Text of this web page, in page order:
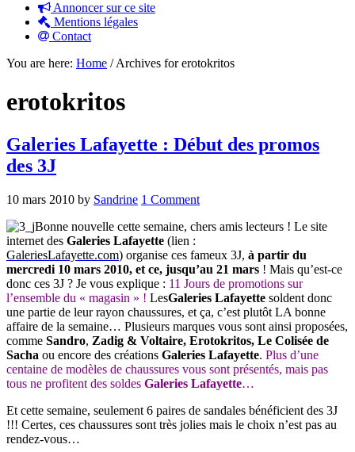
Annoncer sur ce site
Mentions légales
Contact
You are here: Home /Archives for erotokritos
erotokritos
Galeries Lafayette : Début des promos
des 3J
10 mars 2010 by Sandrine 1 Comment
Bonne nouvelle cette semaine, chers amis lecteurs ! Le site
internet des Galeries Lafayette (lien :
GaleriesLafayette.com) organise ces fameux 3J, à partir du
mercredi 10 mars 2010, et ce, jusqu’au 21 mars ! Mais qu’est-ce
donc ces 3J ? Je vous explique : 11 Jours de promotions sur
l’ensemble du « magasin » ! LesGaleries Lafayette soldent donc
une partie de leur rayon chaussures, et ça, c’est plutôt LA bonne
affaire de la semaine… Plusieurs marques vous sont ainsi proposées,
comme Sandro, Zadig & Voltaire, Erotokritos, Le Colisée de
Sacha ou encore des créations Galeries Lafayette. Plus d’une
centaine de modèles de chaussures vous sont présentés, mais pas
tous ne profitent des soldes Galeries Lafayette…
Et cette semaine, seulement 6 paires de sandales bénéficient des 3J
!!! Certes, ces chaussures sont très jolies mais le choix n’est pas au
rendez-vous…